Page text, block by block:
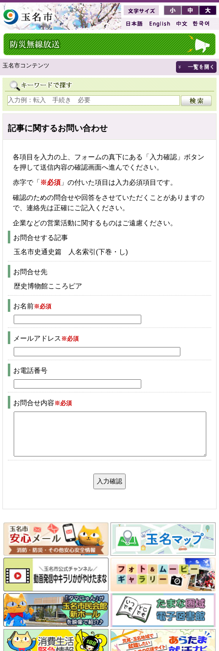
玉名市コンテンツ
記事に関するお問い合わせ
各項目を入力の上、フォームの真下にある「入力確認」ボタン
を押して送信内容の確認画面へ進んでください。
赤字で「 ※必須 」の付いた項目は入力必須項目です。
確認のための問合せや回答をさせていただくことがありますの
で、連絡先は正確にご記入ください。
企業などの営業活動に関するものはご遠慮ください。
お問合せする記事
玉名市史通史篇 人名索引(下巻・し)
お問合せ先
歴史博物館こころピア
お名前※必須
メールアドレス ※必須
お電話番号
お問合せ内容※必須